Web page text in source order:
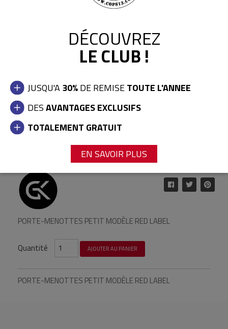
DÉCOUVREZ
LE CLUB !
JUSQU'A30%DE REMISETOUTE L'ANNEE
DESAVANTAGES EXCLUSIFS
TOTALEMENT GRATUIT
EN SAVOIR PLUS
PORTE-MENOTTES PETIT
MODÈLE RED LABEL
PORTE-MENOTTES PETIT MODÈLE RED LABEL
Quantité AJOUTER AU PANIER
PORTE-MENOTTES PETIT MODÈLE RED LABEL